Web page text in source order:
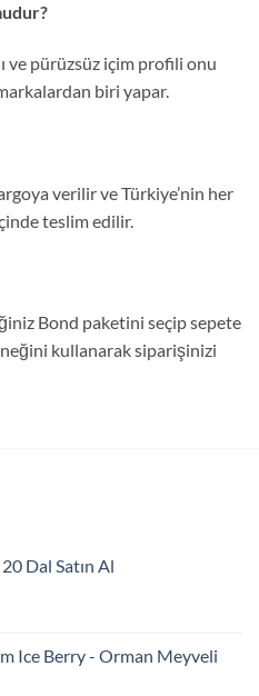
ve pürüzsüz içim profili onu
biri yapar.
verilir ve Türkiye’nin her
teslim edilir.
Bond paketini seçip sepete
kullanarak siparişinizi
Dal Satın Al
Ice Berry - Orman Meyveli